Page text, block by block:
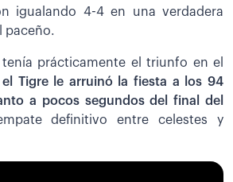
igualando 4-4 en una verdadera
paceño.
tenía prácticamente el triunfo en el
el Tigre le arruinó la fiesta a los 94
a pocos segundos del final del
definitivo entre celestes y